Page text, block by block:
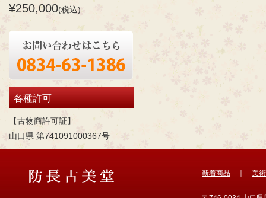
¥250,000(税込)
各種許可
【古物商許可証】
山口県 第741091000367号
新着商品 美